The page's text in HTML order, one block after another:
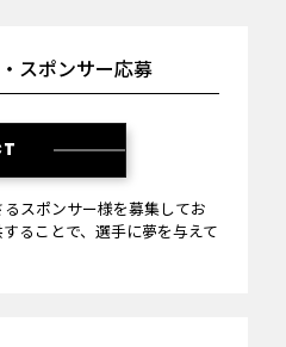
スポンサー応募
スポンサー様を募集してお
ることで、選手に夢を与えて